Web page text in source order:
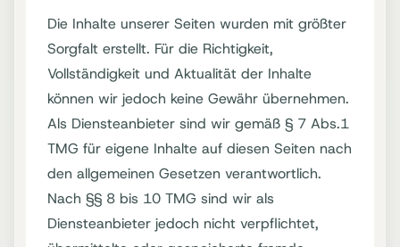
Die Inhalte unserer Seiten wurden mit größter
Sorgfalt erstellt. Für die Richtigkeit,
Vollständigkeit und Aktualität der Inhalte
können wir jedoch keine Gewähr übernehmen.
Als Diensteanbieter sind wir gemäß § 7 Abs.1
TMG für eigene Inhalte auf diesen Seiten nach
den allgemeinen Gesetzen verantwortlich.
Nach §§ 8 bis 10 TMG sind wir als
Diensteanbieter jedoch nicht verpflichtet,